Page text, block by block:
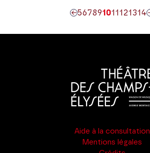
567891011 121314
Aide à la consultation
Mentions légales